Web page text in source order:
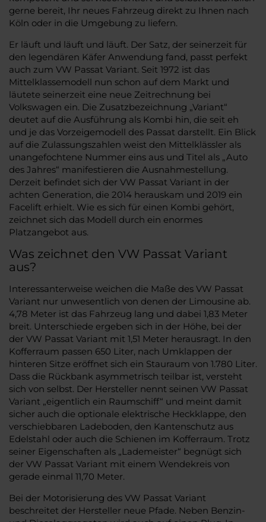
gerne bereit, Ihr neues Fahrzeug direkt zu Ihnen nach
Köln oder in die Umgebung zu liefern.
Er läuft und läuft und läuft. Der Satz, der seinerzeit für
den legendären Käfer Anwendung fand, passt perfekt
auch zum VW Passat Variant. Seit 1972 ist das
Mittelklassemodell nun schon auf dem Markt und
läutete seinerzeit eine neue Zeitrechnung bei
Volkswagen ein. Die Zusatzbezeichnung „Variant“
deutet auf die Ausführung als Kombi hin, die seit eh
und je das Vorzeigemodell des Passat darstellt. Ein Blick
auf die Zulassungszahlen weist den Mittelklässler als
unangefochtene Nummer eins aus und Titel als „Auto
des Jahres“ manifestieren die Ausnahmestellung.
Derzeit befindet sich der VW Passat Variant in der
achten Generation, die 2014 herauskam und 2019 ein
Facelift erhielt. Wie es sich für einen Kombi gehört,
zeichnet sich das Modell durch ein enormes
Platzangebot aus.
Was zeichnet den VW Passat Variant
aus?
Interessanterweise weichen die Maße des VW Passat
Variant nur unwesentlich von denen der Limousine ab.
4,78 Meter ist das Fahrzeug lang und dabei 1,83 Meter
breit. Unterschiede ergeben sich in der Höhe, bei der
der VW Passat Variant mit 1,51 Meter herausragt. In den
Kofferraum passen 650 Liter, nach Umklappen der
hinteren Sitze eröffnet sich ein Stauraum von 1.780 Liter.
Dass die Rückbank asymmetrisch teilbar ist, versteht
sich von selbst. Der Hersteller nennt seinen VW Passat
Variant „eigentlich ein Raumschiff“ und meint damit
sicher auch die optionale elektrische Heckklappe, den
verschiebbaren Ladeboden, den Kantenschutz aus
Edelstahl oder auch die Schienen im Kofferraum. Trotz
seiner Eigenschaften als „Lademeister“ begnügt sich
der VW Passat Variant mit einem Wendekreis von
gerade einmal 11,70 Meter.
Bei der Motorisierung des VW Passat Variant
beschreitet der Hersteller neue Pfade. Neben Benzin-